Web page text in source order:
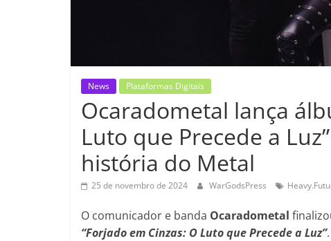
News Plataformas Digitais
Ocaradometal lança
Luto que Precede a
história do Metal
25 de novembro de 2024 WarGodsPress
O comunicador e banda Ocaradometal
“Forjado em Cinzas: O Luto que Precede a Luz”